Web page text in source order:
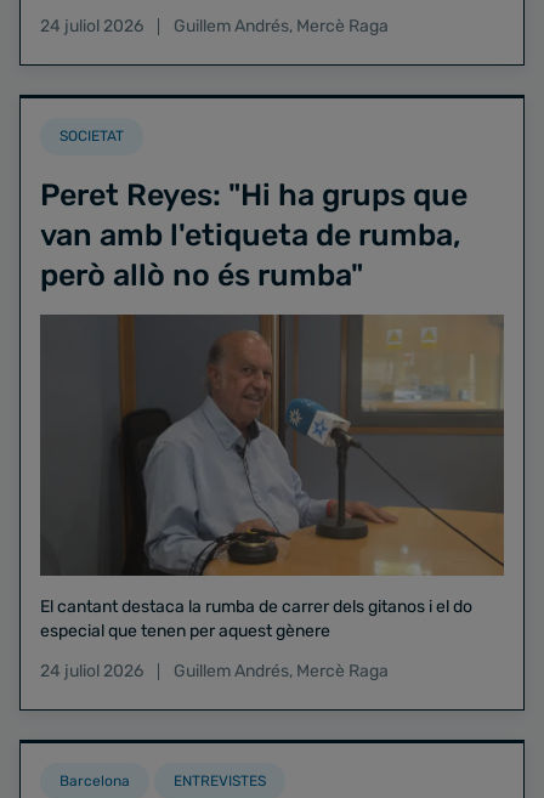
24 juliol 2026 Guillem Andrés, Mercè Raga
SOCIETAT
Peret Reyes: "Hi ha grups que
van amb l'etiqueta de rumba,
però allò no és rumba"
El cantant destaca la rumba de carrer dels gitanos i el do
especial que tenen per aquest gènere
24 juliol 2026
Guillem Andrés, Mercè Raga
Barcelona ENTREVISTES